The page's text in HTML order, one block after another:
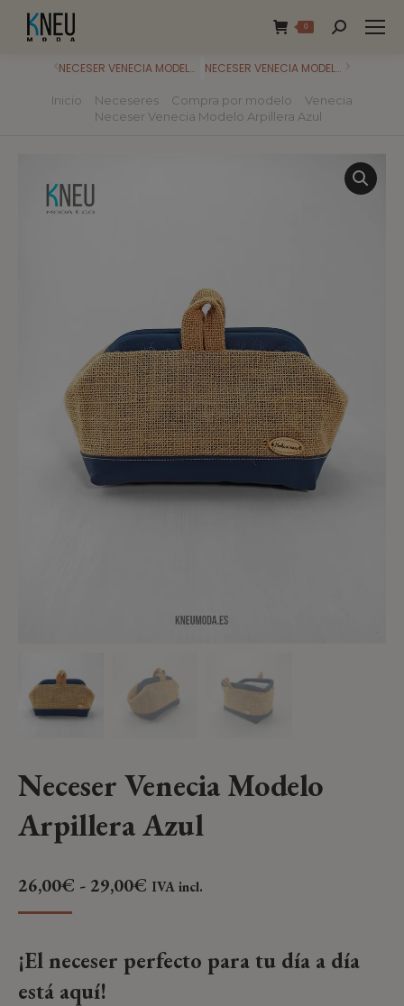
0
Estás aquí:
Inicio Neceseres Compra por modelo
Venecia
Neceser Venecia Modelo Arpillera Azul
NECESER VENECIA MODELO ARPILLERA NEGRO NECESER VENECIA MODELO ARPILLERA ROJO
Neceser Venecia Modelo
Arpillera Azul
26,00€ - 29,00€ IVA incl.
¡El neceser perfecto para tu día a día
está aquí!